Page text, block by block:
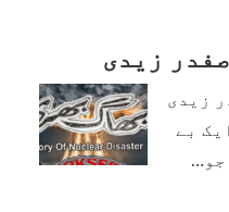
زیدی
زیدی
بے
جو…